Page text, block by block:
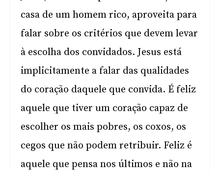
casa de um homem rico, aproveita para
falar sobre os critérios que devem levar
à escolha dos convidados. Jesus está
implicitamente a falar das qualidades
do coração daquele que convida. É feliz
aquele que tiver um coração capaz de
escolher os mais pobres, os coxos, os
cegos que não podem retribuir. Feliz é
aquele que pensa nos últimos e não na